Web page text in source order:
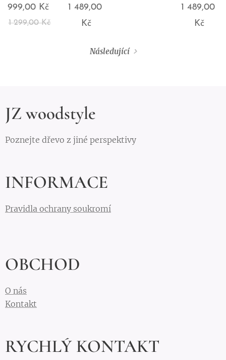
999,00 Kč
1 299,00Kč
1 489,00
Kč
1 489,00
Kč
Následující
JZ woodstyle
Poznejte dřevo z jiné perspektivy
INFORMACE
Pravidla ochrany soukromí
OBCHOD
O nás
Kontakt
RYCHLÝ KONTAKT